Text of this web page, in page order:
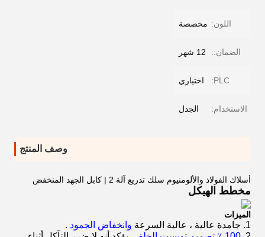
اللون: مخصصة
الضمان:: 12 شهر
PLC: اختياري
الاستخدام: الجدل
وصف المنتج
أسلاك الفولاذ والألومنيوم سلك تدريع آلة 2 | كابل الجهد المنخفض
مخطط الهيكل
الميزات
1. جامدة عالية ، عالية السرعة وانخفاض الجمود .